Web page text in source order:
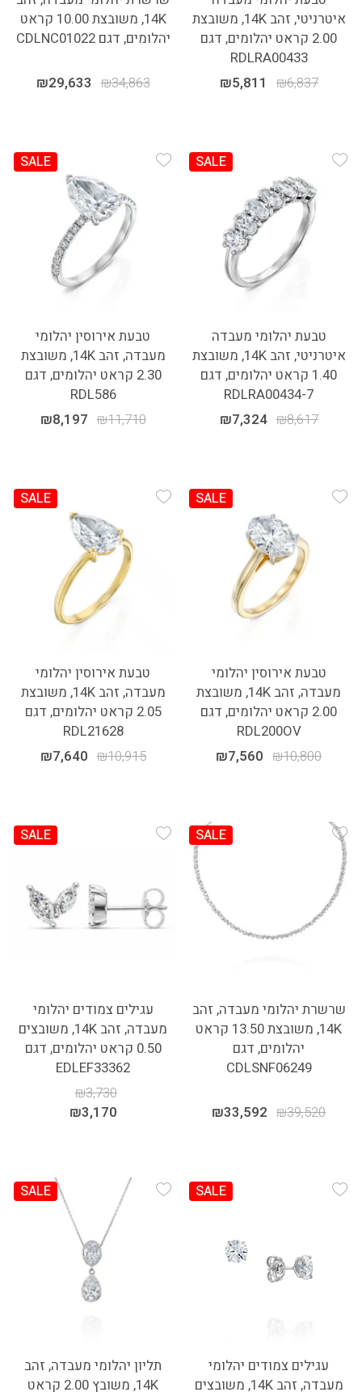
איטרניטי, זהב 14K, משובצת
2.00 קראט יהלומים, דגם
RDLRA00433
₪6,837
₪5,811
14K, משובצת 10.00 קראט
יהלומים, דגם CDLNC01022
₪34,863
₪29,633
Add Wishlist
SALE
טבעת יהלומי מעבדה
איטרניטי, זהב 14K, משובצת
1.40 קראט יהלומים, דגם
RDLRA00434-7
₪8,617
₪7,324
Add Wishlist
SALE
טבעת אירוסין יהלומי
מעבדה, זהב 14K, משובצת
2.30 קראט יהלומים, דגם
RDL586
₪11,710
₪8,197
Add Wishlist
SALE
טבעת אירוסין יהלומי
מעבדה, זהב 14K, משובצת
2.00 קראט יהלומים, דגם
RDL200OV
₪10,800
₪7,560
Add Wishlist
SALE
טבעת אירוסין יהלומי
מעבדה, זהב 14K, משובצת
2.05 קראט יהלומים, דגם
RDL21628
₪10,915
₪7,640
Add Wishlist
SALE
שרשרת יהלומי מעבדה, זהב
14K, משובצת 13.50 קראט
יהלומים, דגם
CDLSNF06249
₪39,520
₪33,592
SALE
עגילים צמודים יהלומי
מעבדה, זהב 14K, משובצים
0.50 קראט יהלומים, דגם
EDLEF33362
₪3,730
₪3,170
SALE
עגילים צמודים יהלומי
מעבדה, זהב 14K, משובצים
Add Wishlist
SALE
תליון יהלומי מעבדה, זהב
14K, משובץ 2.00 קראט